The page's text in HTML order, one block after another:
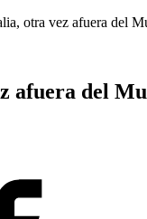
otra vez afuera del
afuera del